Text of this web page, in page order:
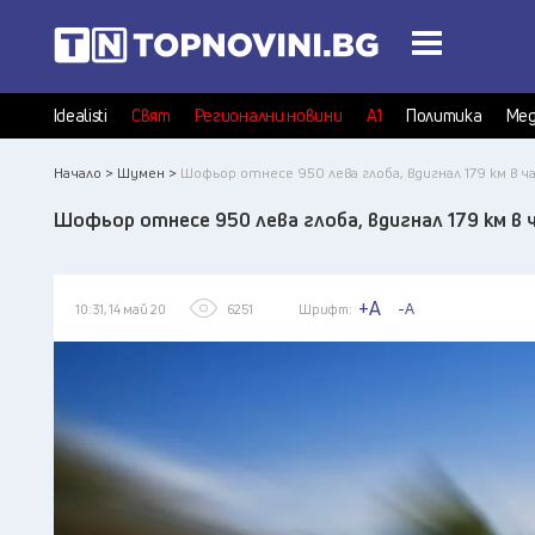
Idealisti Свят Регионални новини А1 Политика
Начало > Шумен > Шофьор отнесе 950 лева глоба, вдигнал 179 км в
Шофьор отнесе 950 лева глоба, вдигнал 179 км в
10:31, 14 май 20 6251 Шрифт: +A -A